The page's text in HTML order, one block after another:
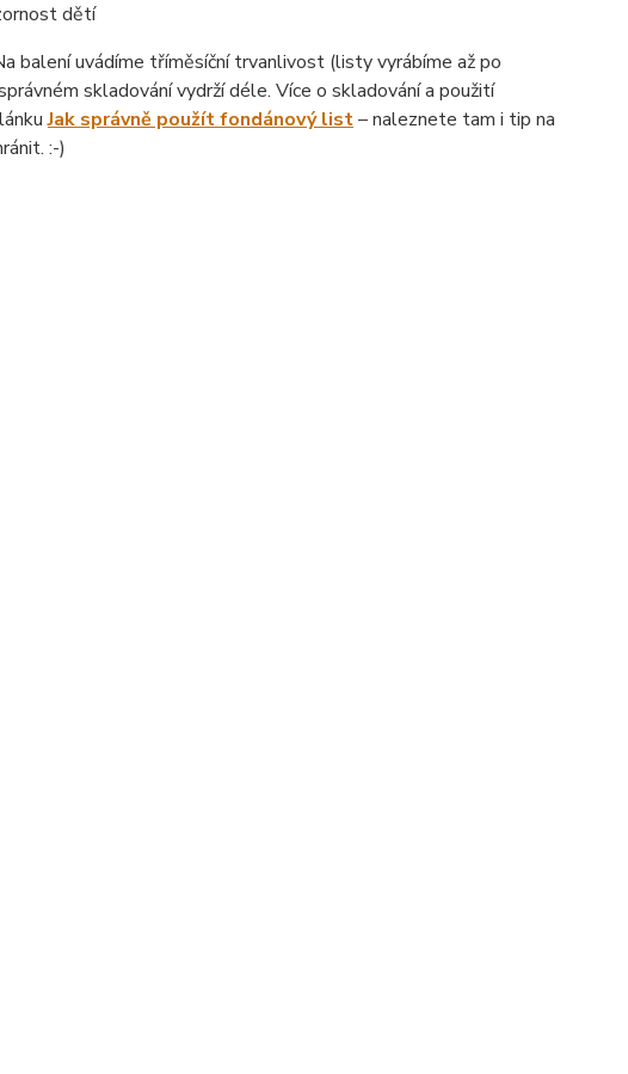
dětí
balení uvádíme tříměsíční trvanlivost (listy vyrábíme až po
skladování vydrží déle. Více o skladování a použití
Jak správně použít fondánový list– naleznete tam i tip na
:-)